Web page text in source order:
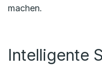
machen.
Intelligente